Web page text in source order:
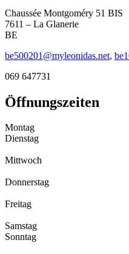
Chaussée Montgoméry 51 BIS
7611 – La Glanerie
BE
be500201@myleonidas.net,
069 647731
Öffnungszeiten
Montag
Dienstag
Mittwoch
Donnerstag
Freitag
Samstag
Sonntag